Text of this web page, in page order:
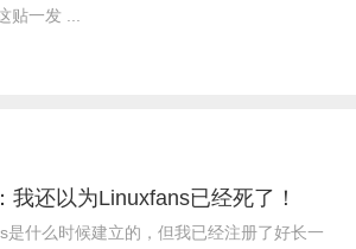
贴一发 ...
我还以为Linuxfans已经死了！
是什么时候建立的，但我已经注册了好长一